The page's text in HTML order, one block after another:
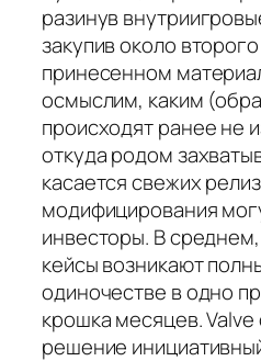
разинув
закупив около
принесенном
осмыслим, каким
происходят ранее не
откуда родом
касается свежих
модифицирования
инвесторы. В
кейсы возникают
одиночестве в одно
крошка месяцев.
решение